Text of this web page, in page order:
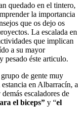
quedado en el tintero,
la importancia
que os dejo os
La escalada en
que implican
a su mayor
pesado éste articulo.
de gente muy
en Albarracín, a
escaladores de
el biceps” y “el